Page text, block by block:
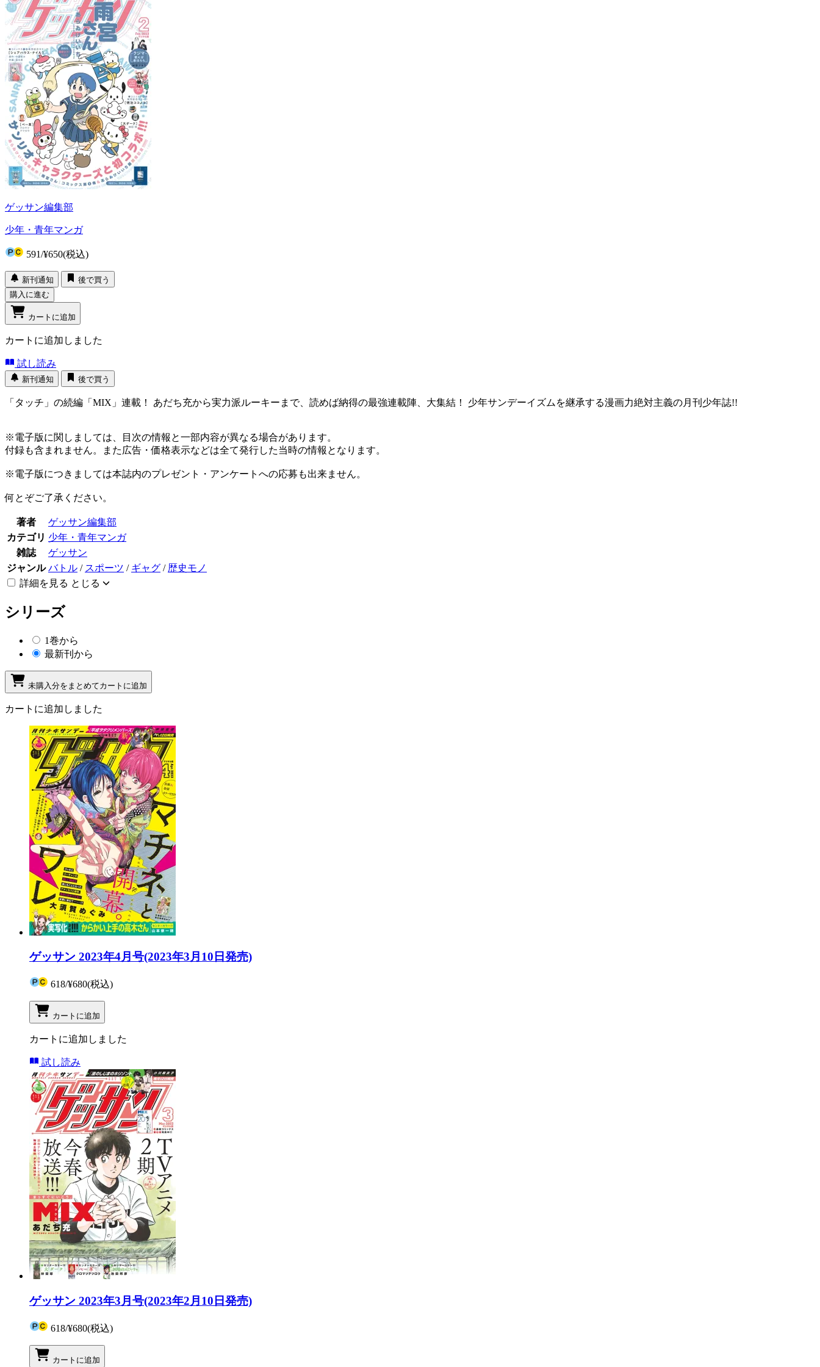
ゲッサン編集部
少年・青年マンガ
591/¥650(税込)
新刊通知
後で買う
購入に進む
カートに追加
カートに追加しました
試し読み
新刊通知 後で買う
「タッチ」の続編「MIX」連載！ あだち充から実力派ルーキーまで、読めば納得の最強連載陣、大集結！ 少年サンデーイズムを継承する漫画力絶対主義の月刊少年誌!!
※電子版に関しましては、目次の情報と一部内容が異なる場合があります。
付録も含まれません。また広告・価格表示などは全て発行した当時の情報となります。
※電子版につきましては本誌内のプレゼント・アンケートへの応募も出来ません。
何とぞご了承ください。
著者
ゲッサン編集部
カテゴリ 少年・青年マンガ
雑誌
ゲッサン
ジャンル バトル / スポーツ / ギャグ / 歴史モノ
詳細を見る とじる
シリーズ
1巻から
最新刊から
未購入分をまとめてカートに追加
カートに追加しました
ゲッサン 2023年4月号(2023年3月10日発売)
618/¥680(税込)
カートに追加
カートに追加しました
試し読み
ゲッサン 2023年3月号(2023年2月10日発売)
618/¥680(税込)
カートに追加